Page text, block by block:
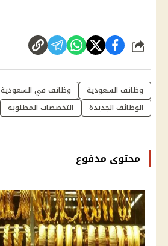
شارك
وظائف السعودية وظائف في السعودية
الوظائف الجديدة
التخصصات المطلوبة
محتوى مدفوع